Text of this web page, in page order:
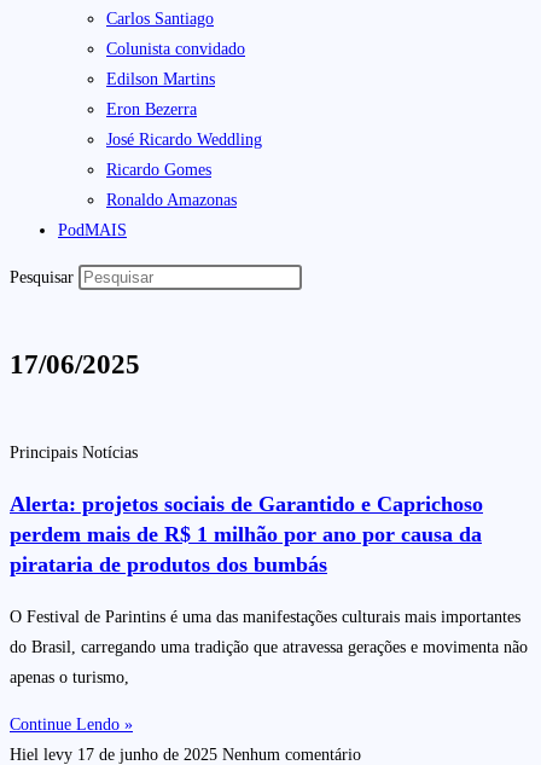
Carlos Santiago
Colunista convidado
Edilson Martins
Eron Bezerra
José Ricardo Weddling
Ricardo Gomes
Ronaldo Amazonas
PodMAIS
Pesquisar
17/06/2025
Principais Notícias
Alerta: projetos sociais de Garantido e Caprichoso
perdem mais de R$ 1 milhão por ano por causa da
pirataria de produtos dos bumbás
O Festival de Parintins é uma das manifestações culturais mais importantes
do Brasil, carregando uma tradição que atravessa gerações e movimenta não
apenas o turismo,
Continue Lendo »
Hiel levy 17 de junho de 2025 Nenhum comentário